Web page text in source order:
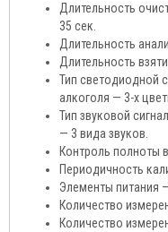
Длительность
35 сек.
Длительность
Длительность
Тип светодиодной
алкоголя — 3-х
Тип звуковой
— 3 вида звуков.
Контроль полноты
Периодичность
Элементы питания
Количество
Количество